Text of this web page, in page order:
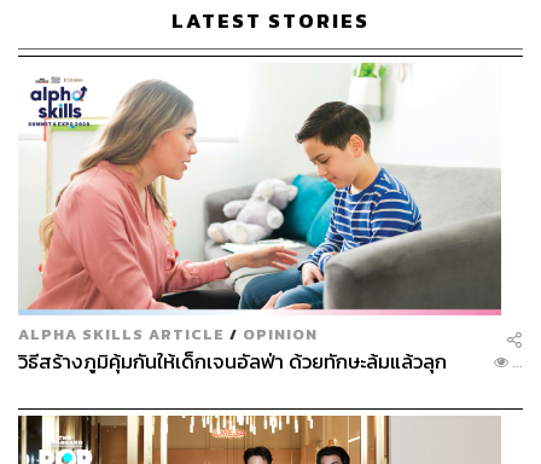
LATEST STORIES
ALPHA SKILLS ARTICLE / OPINION
วิธีสร้างภูมิคุ้มกันให้เด็กเจนอัลฟ่า ด้วยทักษะล้มแล้วลุก ...